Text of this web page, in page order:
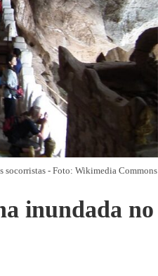
socorristas - Foto: Wikimedia Commons
inundada no